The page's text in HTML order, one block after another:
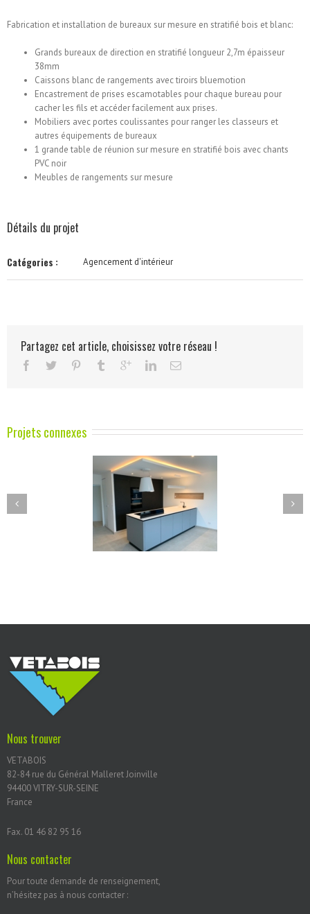
Fabrication et installation de bureaux sur mesure en stratifié bois et blanc:
Grands bureaux de direction en stratifié longueur 2,7m épaisseur
38mm
Caissons blanc de rangements avec tiroirs bluemotion
Encastrement de prises escamotables pour chaque bureau pour
cacher les fils et accéder facilement aux prises.
Mobiliers avec portes coulissantes pour ranger les classeurs et
autres équipements de bureaux
1 grande table de réunion sur mesure en stratifié bois avec chants
PVC noir
Meubles de rangements sur mesure
Détails du projet
Catégories : Agencement d'intérieur
Partagez cet article, choisissez votre réseau !
Projets connexes
moderne en FENIX
Cuisine contemporaine
Nous trouver
VETABOIS
82-84 rue du Général Malleret Joinville
94400 VITRY-SUR-SEINE
France
Fax. 01 46 82 95 16
Nous contacter
Pour toute demande de renseignement,
n’hésitez pas à nous contacter :